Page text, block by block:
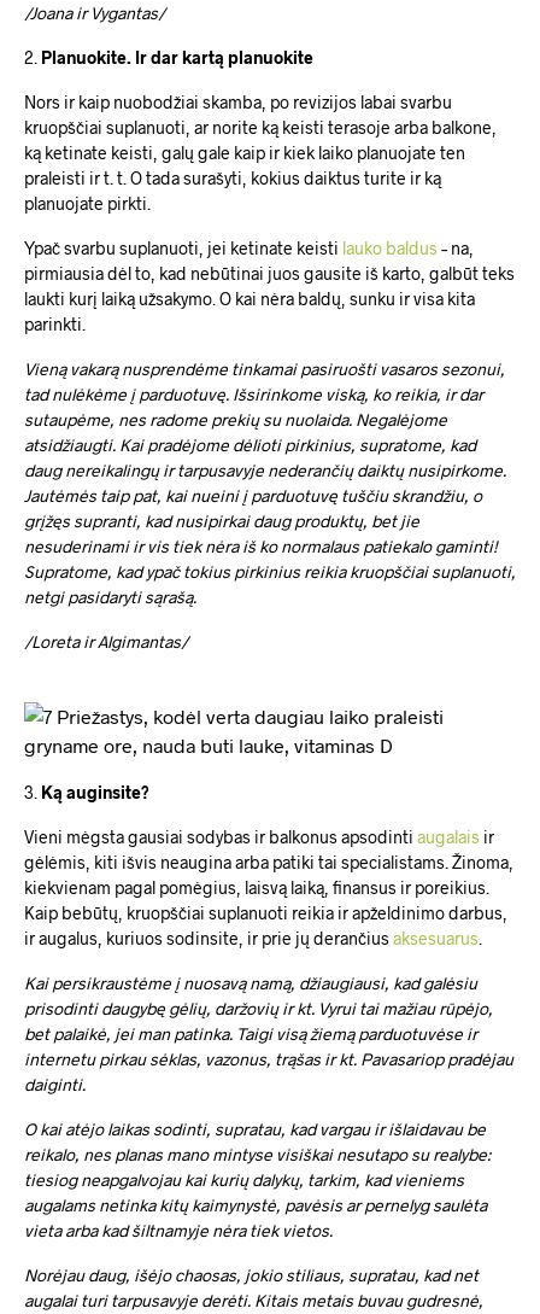
/Joana ir Vygantas/
2. Planuokite. Ir dar kartą planuokite
Nors ir kaip nuobodžiai skamba, po revizijos labai svarbu
kruopščiai suplanuoti, ar norite ką keisti terasoje arba balkone,
ką ketinate keisti, galų gale kaip ir kiek laiko planuojate ten
praleisti ir t. t. O tada surašyti, kokius daiktus turite ir ką
planuojate pirkti.
Ypač svarbu suplanuoti, jei ketinate keisti lauko baldus – na,
pirmiausia dėl to, kad nebūtinai juos gausite iš karto, galbūt teks
laukti kurį laiką užsakymo. O kai nėra baldų, sunku ir visa kita
parinkti.
Vieną vakarą nusprendėme tinkamai pasiruošti vasaros sezonui,
tad nulėkėme į parduotuvę. Išsirinkome viską, ko reikia, ir dar
sutaupėme, nes radome prekių su nuolaida. Negalėjome
atsidžiaugti. Kai pradėjome dėlioti pirkinius, supratome, kad
daug nereikalingų ir tarpusavyje nederančių daiktų nusipirkome.
Jautėmės taip pat, kai nueini į parduotuvę tuščiu skrandžiu, o
grįžęs supranti, kad nusipirkai daug produktų, bet jie
nesuderinami ir vis tiek nėra iš ko normalaus patiekalo gaminti!
Supratome, kad ypač tokius pirkinius reikia kruopščiai suplanuoti,
netgi pasidaryti sąrašą.
/Loreta ir Algimantas/
3. Ką auginsite?
Vieni mėgsta gausiai sodybas ir balkonus apsodinti augalais ir
gėlėmis, kiti išvis neaugina arba patiki tai specialistams. Žinoma,
kiekvienam pagal pomėgius, laisvą laiką, finansus ir poreikius.
Kaip bebūtų, kruopščiai suplanuoti reikia ir apželdinimo darbus,
ir augalus, kuriuos sodinsite, ir prie jų derančiusaksesuarus.
Kai persikraustėme į nuosavą namą, džiaugiausi, kad galėsiu
prisodinti daugybę gėlių, daržovių ir kt. Vyrui tai mažiau rūpėjo,
bet palaikė, jei man patinka. Taigi visą žiemą parduotuvėse ir
internetu pirkau sėklas, vazonus, trąšas ir kt. Pavasariop pradėjau
daiginti.
O kai atėjo laikas sodinti, supratau, kad vargau ir išlaidavau be
reikalo, nes planas mano mintyse visiškai nesutapo su realybe:
tiesiog neapgalvojau kai kurių dalykų, tarkim, kad vieniems
augalams netinka kitų kaimynystė, pavėsis ar pernelyg saulėta
vieta arba kad šiltnamyje nėra tiek vietos.
Norėjau daug, išėjo chaosas, jokio stiliaus, supratau, kad net
augalai turi tarpusavyje derėti. Kitais metais buvau gudresnė,